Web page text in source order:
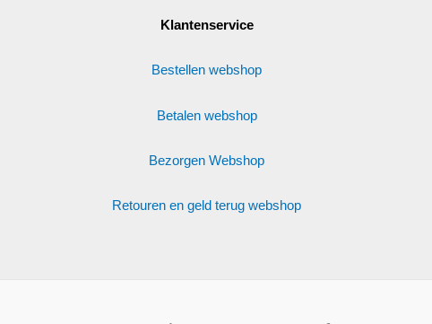
Klantenservice
Bestellen webshop
Betalen webshop
Bezorgen Webshop
Retouren en geld terug webshop